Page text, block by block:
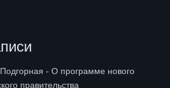
- О программе нового
правительства